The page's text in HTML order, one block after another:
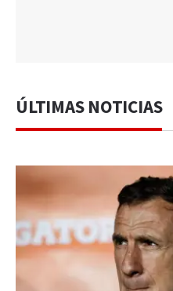
ÚLTIMAS NOTICIAS